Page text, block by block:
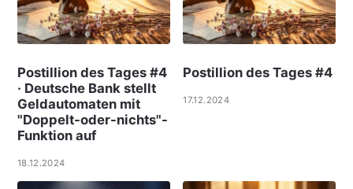
Postillion des Tages #4
· Deutsche Bank stellt
Geldautomaten mit
"Doppelt-oder-nichts"-
Funktion auf
18.12.2024
Postillion des Tages #4
17.12.2024